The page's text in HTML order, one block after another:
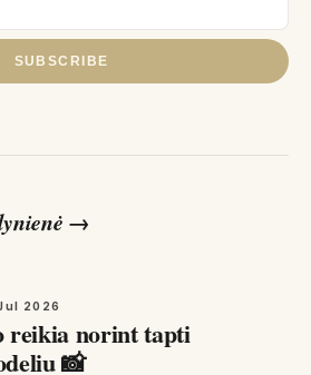
SUBSCRIBE
→
2026
reikia norint tapti
📸